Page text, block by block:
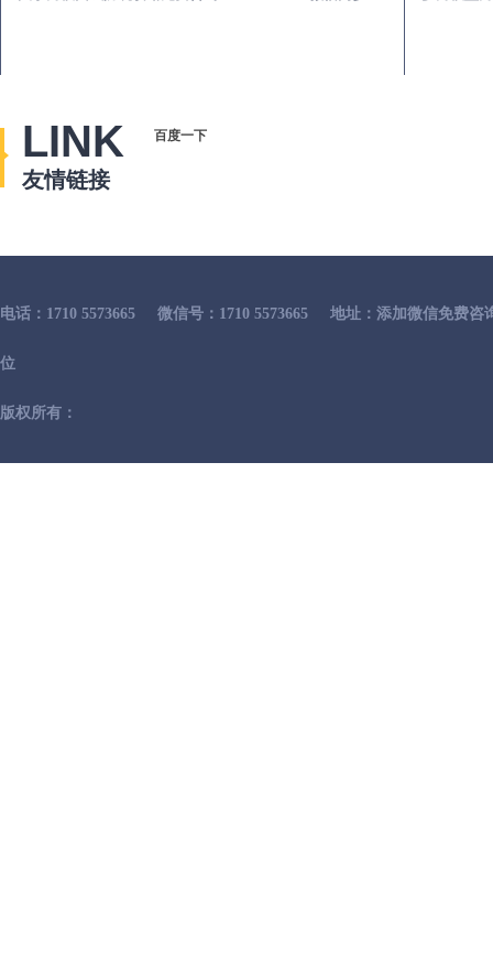
LINK
友情链接
百度一下
电话：1710 5573665 微信号：1710 5573665 地址：添加微信免费咨
位
版权所有：